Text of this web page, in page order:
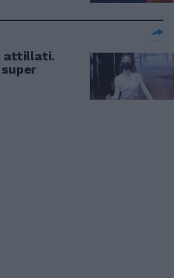
attillati.